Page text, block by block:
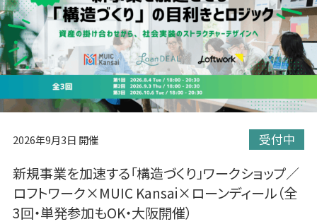
2026年9月3日 開催 受付中
新規事業を加速する「構造づくり」ワークショップ／
ロフトワーク×MUIC Kansai×ローンディール（全
3回・単発参加もOK・大阪開催）